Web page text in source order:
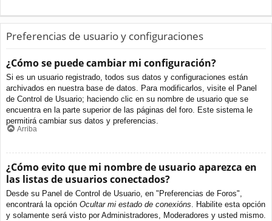
Preferencias de usuario y configuraciones
¿Cómo se puede cambiar mi configuración?
Si es un usuario registrado, todos sus datos y configuraciones están
archivados en nuestra base de datos. Para modificarlos, visite el Panel
de Control de Usuario; haciendo clic en su nombre de usuario que se
encuentra en la parte superior de las páginas del foro. Este sistema le
permitirá cambiar sus datos y preferencias.
Arriba
¿Cómo evito que mi nombre de usuario aparezca en
las listas de usuarios conectados?
Desde su Panel de Control de Usuario, en "Preferencias de Foros",
encontrará la opción Ocultar mi estado de conexións. Habilite esta opción
y solamente será visto por Administradores, Moderadores y usted mismo.